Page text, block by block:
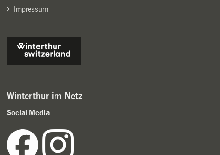
Impressum
Winterthur im Netz
Social Media